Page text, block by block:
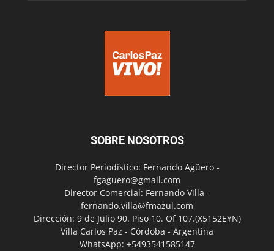
SOBRE NOSOTROS
Director Periodístico: Fernando Agüero -
fgaguero@gmail.com
Director Comercial: Fernando Villa -
fernando.villa@fmazul.com
Dirección: 9 de Julio 90. Piso 10. Of 107.(X5152EYN)
Villa Carlos Paz - Córdoba - Argentina
WhatsApp: +5493541585147